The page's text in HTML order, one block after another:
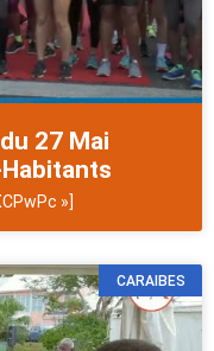
27 Mai
»]
CARAIBES